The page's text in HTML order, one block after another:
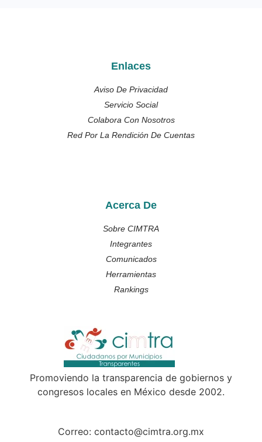
Promoviendo la transparencia de gobiernos y
congresos locales en México desde 2002.
Correo: contacto@cimtra.org.mx
Acerca De
Sobre CIMTRA
Integrantes
Comunicados
Herramientas
Rankings
Enlaces
Aviso De Privacidad
Servicio Social
Colabora Con Nosotros
Red Por La Rendición De Cuentas